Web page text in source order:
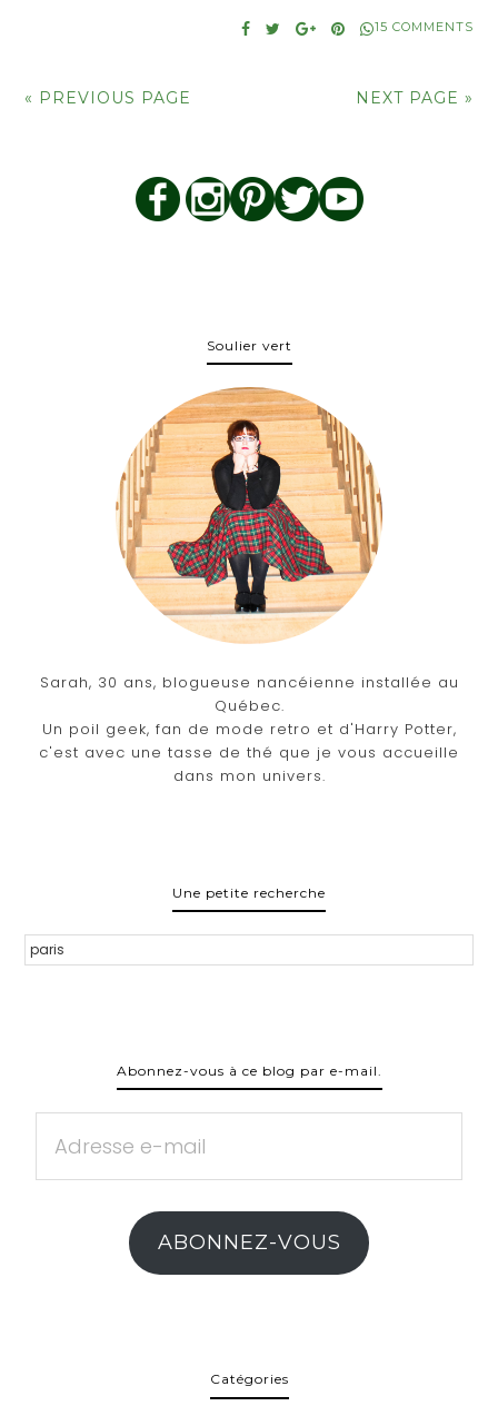
15 COMMENTS
« PREVIOUS PAGE NEXT PAGE »
Soulier vert
Sarah, 30 ans, blogueuse nancéienne installée au
Québec.
Un poil geek, fan de mode retro et d'Harry Potter,
c'est avec une tasse de thé que je vous accueille
dans mon univers.
Une petite recherche
Abonnez-vous à ce blog par e-mail.
e-
mail
ABONNEZ-VOUS
Catégories